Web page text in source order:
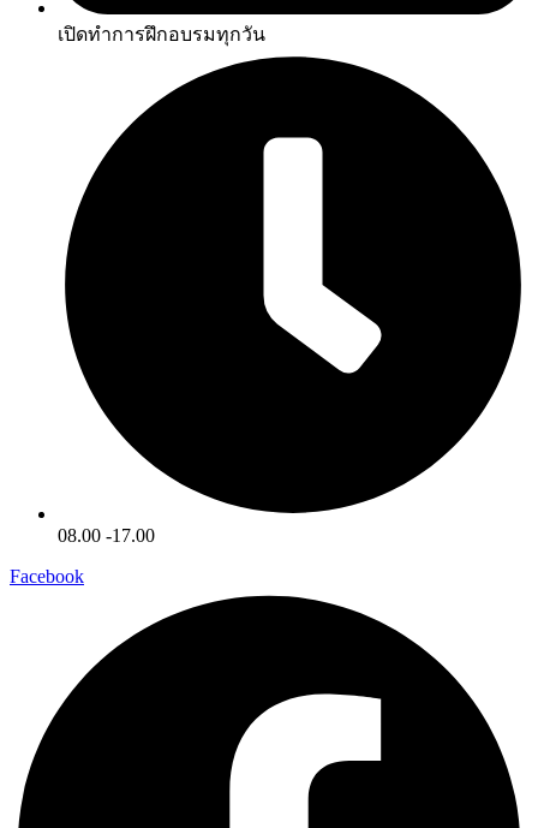
เปิดทำการฝึกอบรมทุกวัน
08.00 -17.00
Facebook